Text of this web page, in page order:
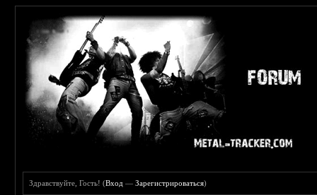
Здравствуйте, Гость! (Вход —Зарегистрироваться)